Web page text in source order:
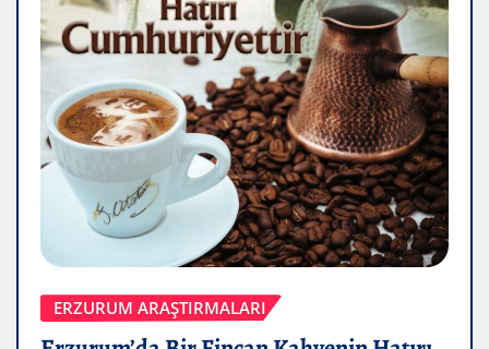
ERZURUM ARAŞTIRMALARI